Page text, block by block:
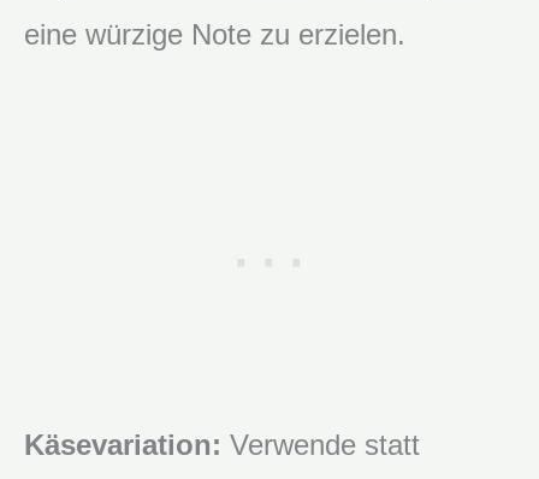
eine würzige Note zu erzielen.
Käsevariation: Verwende statt